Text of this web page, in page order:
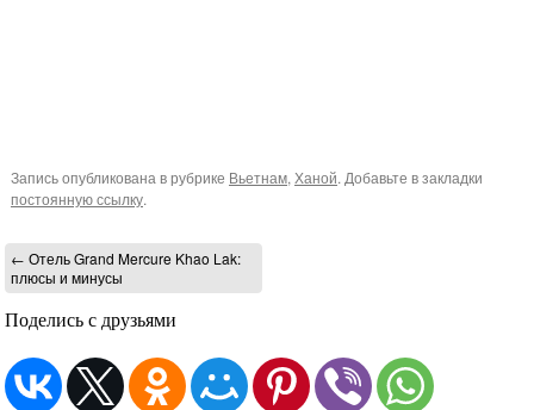
Запись опубликована в рубрике Вьетнам, Ханой. Добавьте в закладки
постоянную ссылку.
← Отель Grand Mercure Khao Lak:
плюсы и минусы
Поделись с друзьями